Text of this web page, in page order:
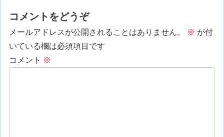
コメントをどうぞ
メールアドレスが公開されることはありません。 ※ が付
いている欄は必須項目です
コメント ※